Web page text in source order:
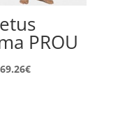
PROU
El
69.26€El